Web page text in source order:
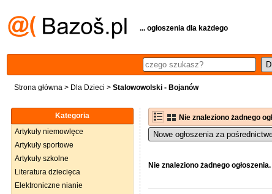
... ogłoszenia dla każdego
Strona główna > Dla Dzieci > Stalowowolski - Bojanów
Kategoria
Artykuły niemowlęce
Artykuły sportowe
Artykuły szkolne
Literatura dziecięca
Elektroniczne nianie
Nie znaleziono żadnego
Nowe ogłoszenia za
Nie znaleziono żadnego ogłoszenia.